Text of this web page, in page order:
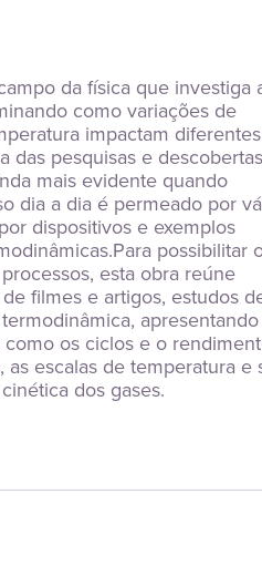
da física que investiga
como variações de
impactam diferentes
das pesquisas e descobertas
mais evidente quando
dia a dia é permeado por
dispositivos e exemplos
possibilitar
esta obra reúne
filmes e artigos, estudos
apresentando
os ciclos e o
as escalas de temperatura e
dos gases.